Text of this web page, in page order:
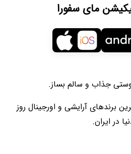
مای سفورا
جذاب و سالم بساز.
برندهای آرایشی و اورجینال روز
در ایران.